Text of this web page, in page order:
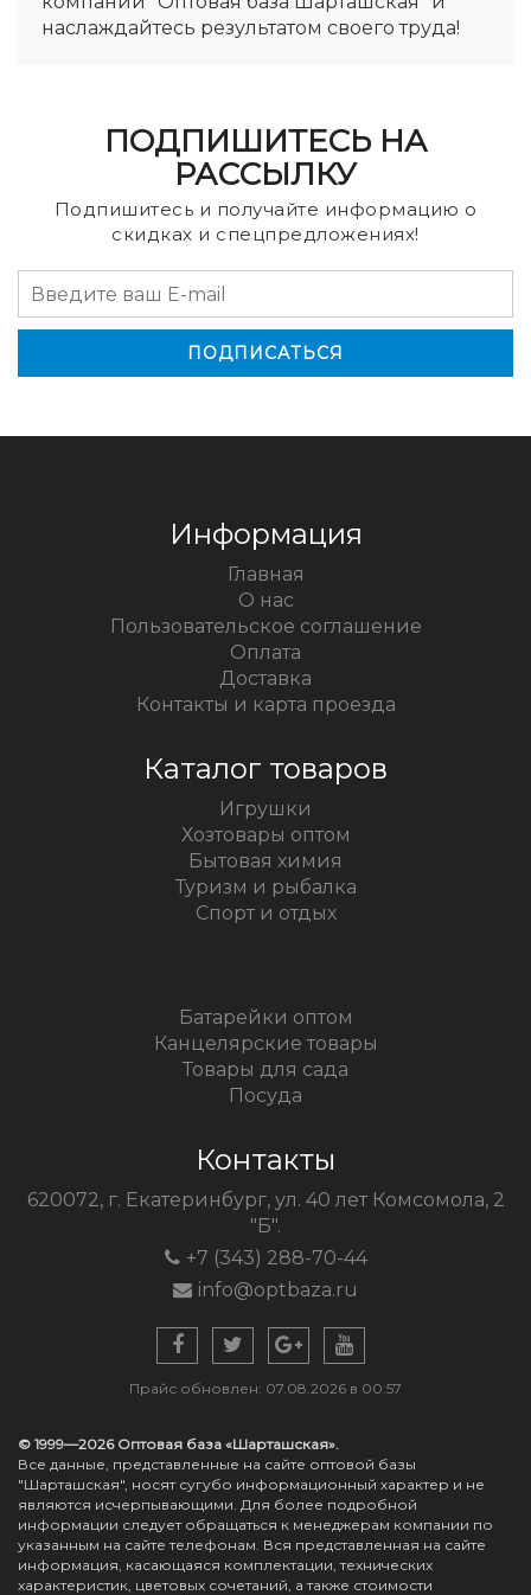
наслаждайтесь результатом своего труда!
ПОДПИШИТЕСЬ НА
РАССЫЛКУ
Подпишитесь и получайте информацию о
скидках и спецпредложениях!
Информация
Главная
О нас
Пользовательское соглашение
Оплата
Доставка
Контакты и карта проезда
Каталог товаров
Игрушки
Хозтовары оптом
Бытовая химия
Туризм и рыбалка
Спорт и отдых
Батарейки оптом
Канцелярские товары
Товары для сада
Посуда
Контакты
620072, г. Екатеринбург, ул. 40 лет Комсомола, 2
"Б".
+7 (343) 288-70-44
info@optbaza.ru
Прайс обновлен: 07.08.2026 в 00:57
© 1999—2026 Оптовая база «Шарташская».
Все данные, представленные на сайте оптовой базы
"Шарташская", носят сугубо информационный характер и не
являются исчерпывающими. Для более подробной
информации следует обращаться к менеджерам компании по
указанным на сайте телефонам. Вся представленная на сайте
информация, касающаяся комплектации, технических
характеристик, цветовых сочетаний, а также стоимости